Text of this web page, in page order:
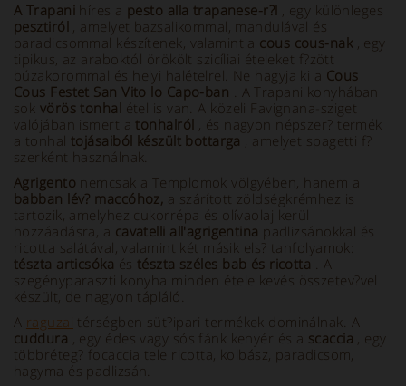
A Trapanihíres a pesto alla trapanese-r?l , egy különleges
pesztiról, amelyet bazsalikommal, mandulával és
paradicsommal készítenek, valamint a cous cous-nak, egy
tipikus, az araboktól örökölt szicíliai ételeket f?zött
búzakorommal és helyi halételrel. Ne hagyja ki a Cous
Cous Festet San Vito lo Capo-ban . A Trapani konyhában
sok vörös tonhal étel is van. A közeli Favignana-sziget
valójában ismert a tonhalról , és nagyon népszer? termék
a tonhal tojásaiból készült bottarga , amelyet spagetti f?
szerként használnak.
Agrigento nemcsak a Templomok völgyében, hanem a
babban lév? maccóhoz, a szárított zöldségkrémhez is
tartozik, amelyhez cukorrépa és olívaolaj kerül
hozzáadásra, a cavatelli all'agrigentina padlizsánokkal és
ricotta salátával, valamint két másik els? tanfolyamok:
tészta articsóka és tészta széles bab és ricotta . A
szegényparaszti konyha minden étele kevés összetev?vel
készült, de nagyon tápláló.
A raguzai térségben süt?ipari termékek dominálnak. A
cuddura , egy édes vagy sós fánk kenyér és a scaccia , egy
többréteg? focaccia tele ricotta, kolbász, paradicsom,
hagyma és padlizsán.